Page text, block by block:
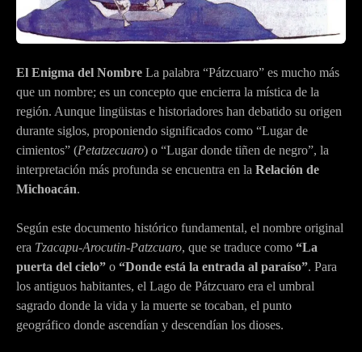
El Enigma del Nombre La palabra “Pátzcuaro” es mucho más
que un nombre; es un concepto que encierra la mística de la
región. Aunque lingüistas e historiadores han debatido su origen
durante siglos, proponiendo significados como “Lugar de
cimientos” (Petatzecuaro) o “Lugar donde tiñen de negro”, la
interpretación más profunda se encuentra en la Relación de
Michoacán.
Según este documento histórico fundamental, el nombre original
era Tzacapu-Arocutin-Patzcuaro, que se traduce como “La
puerta del cielo” o “Donde está la entrada al paraíso”. Para
los antiguos habitantes, el Lago de Pátzcuaro era el umbral
sagrado donde la vida y la muerte se tocaban, el punto
geográfico donde ascendían y descendían los dioses.